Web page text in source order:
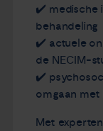
✔️ medische
behandeling
✔️ actuele
de NECIM-
✔️
omgaan
Met